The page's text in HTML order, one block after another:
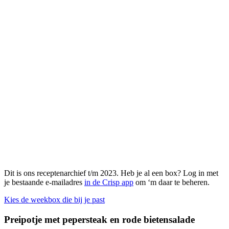
Dit is ons receptenarchief t/m 2023. Heb je al een box? Log in met
je bestaande e-mailadres in de Crisp app om ‘m daar te beheren.
Kies de weekbox die bij je past
Preipotje met pepersteak en rode bietensalade